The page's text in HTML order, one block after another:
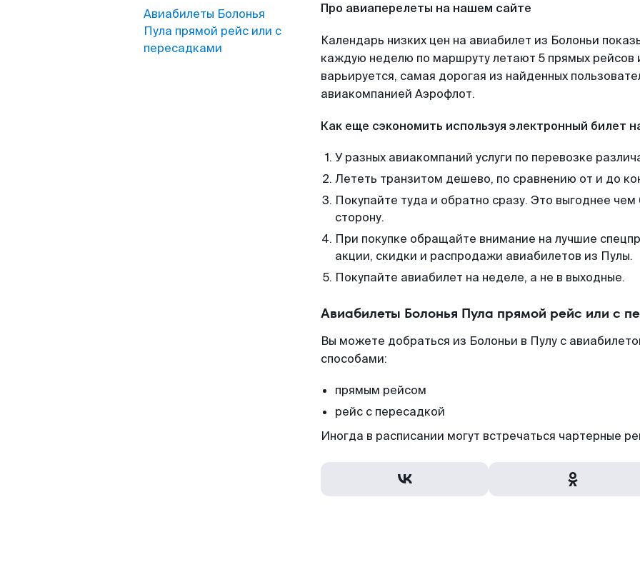
Авиабилеты Болонья
Пула прямой рейс или с
пересадками
Про авиаперелеты на нашем сайте
Календарь низких цен на авиабилет из Болоньи
каждую неделю по маршруту летают 5 прямых рейсов
варьируется, самая дорогая из найденных
авиакомпанией Аэрофлот.
Как еще сэкономить используя электронный билет
У разных авиакомпаний услуги по перевозке
Лететь транзитом дешево, по сравнению от и до
Покупайте туда и обратно сразу. Это выгоднее
сторону.
При покупке обращайте внимание на лучшие
акции, скидки и распродажи авиабилетов из Пулы.
Покупайте авиабилет на неделе, а не в выходные.
Авиабилеты Болонья Пула прямой рейс или с
Вы можете добраться из Болоньи в Пулу с
способами:
прямым рейсом
рейс с пересадкой
Иногда в расписании могут встречаться чартерные